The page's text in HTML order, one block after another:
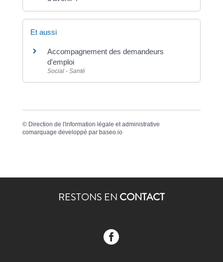
Et aussi
Accompagnement des demandeurs
d'emploi
Social - Santé
© Direction de l'information légale et administrative
comarquage developpé par baseo.io
RESTONS EN CONTACT
